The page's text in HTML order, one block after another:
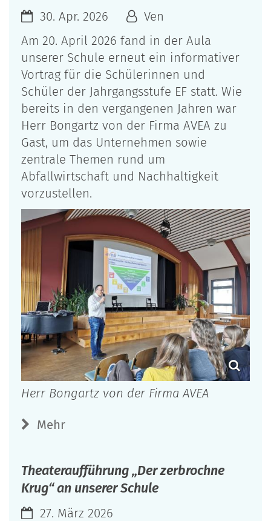
30. Apr. 2026
Ven
Am 20. April 2026 fand in der Aula
unserer Schule erneut ein informativer
Vortrag für die Schülerinnen und
Schüler der Jahrgangsstufe EF statt. Wie
bereits in den vergangenen Jahren war
Herr Bongartz von der Firma AVEA zu
Gast, um das Unternehmen sowie
zentrale Themen rund um
Abfallwirtschaft und Nachhaltigkeit
vorzustellen.
Herr Bongartz von der Firma AVEA
Mehr
Theateraufführung „Der zerbrochne
Krug“ an unserer Schule
27. März 2026